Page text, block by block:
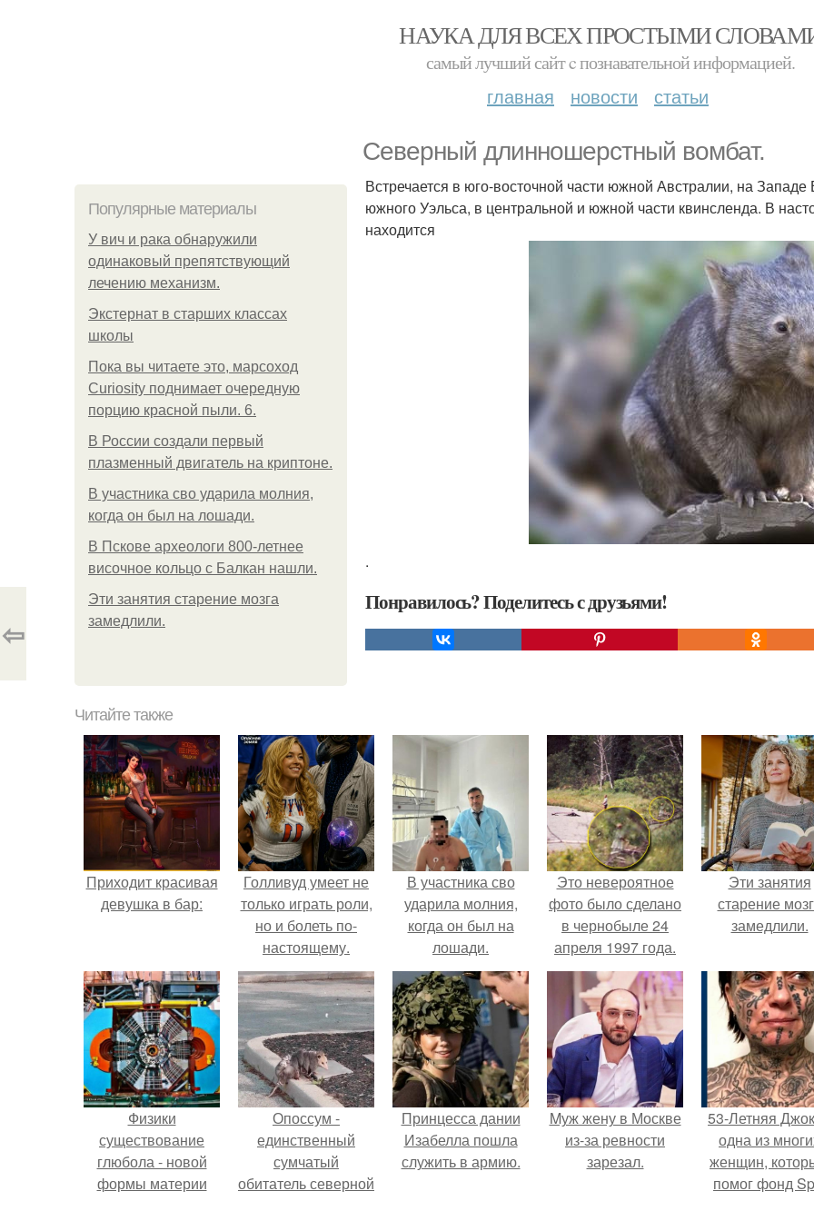
НАУКА ДЛЯ ВСЕХ ПРОСТЫМИ
самый лучший сайт c познавательной информацией.
главная новости статьи
Северный длинношерстный вомбат.
Популярные материалы
У вич и рака обнаружили
одинаковый препятствующий
лечению механизм.
Экстернат в старших классах
школы
Пока вы читаете это, марсоход
Curiosity поднимает очередную
порцию красной пыли. 6.
В России создали первый
плазменный двигатель на криптоне.
В участника сво ударила молния,
когда он был на лошади.
В Пскове археологи 800-летнее
височное кольцо с Балкан нашли.
Эти занятия старение мозга
замедлили.
Встречается в юго-восточной части южной Австралии, на
южного Уэльса, в центральной и южной части квинсленда. В
находится
.
Понравилось? Поделитесь с друзьями!
⇦
Читайте также
Приходит красивая
девушка в бар:
Голливуд умеет не
только играть роли,
но и болеть по-
настоящему.
В участника сво
ударила молния,
когда он был на
лошади.
Это невероятное
фото было сделано
в чернобыле 24
апреля 1997 года.
Эти занятия
старение
замедлили.
Физики
существование
глюбола - новой
формы материи
Опоссум -
единственный
сумчатый
обитатель северной
Принцесса дании
Изабелла пошла
служить в армию.
Mуж жену в Москве
из-за ревности
зарезал.
53-Летняя
одна из
женщин,
помог фонд